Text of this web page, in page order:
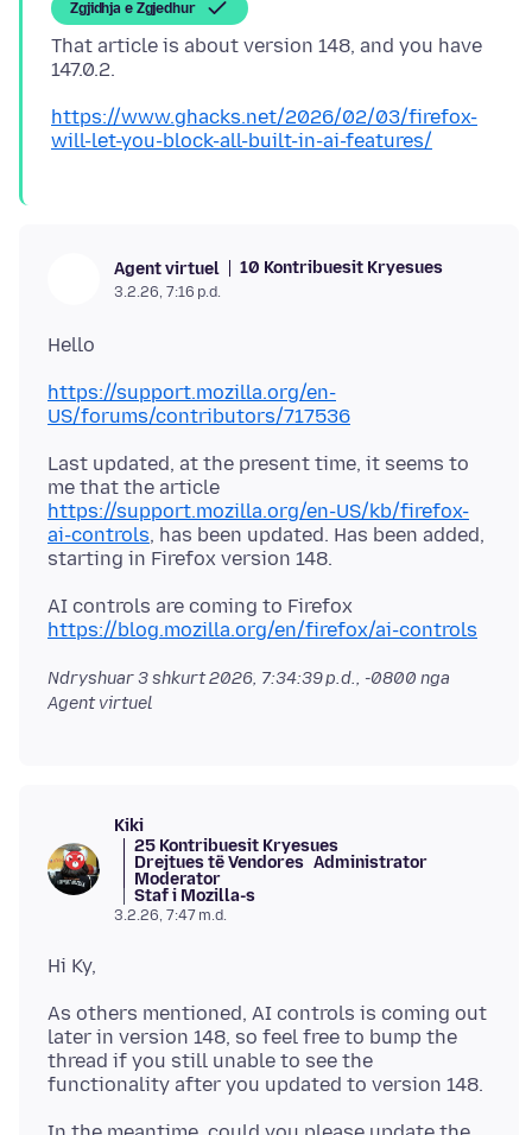
Zgjidhja e Zgjedhur
That article is about version 148, and you have
https://www.ghacks.net/2026/02/03/firefox-
will-let-you-block-all-built-in-ai-features/
Agent virtuel 10 Kontribuesit Kryesues
3.2.26, 7:16 p.d.
https://support.mozilla.org/en-
US/forums/contributors/717536
Last updated, at the present time, it seems to
me that the article
https://support.mozilla.org/en-US/kb/firefox-
ai-controls, has been updated. Has been added,
https://blog.mozilla.org/en/firefox/ai-controls
Ndryshuar3 shkurt 2026, 7:34:39 p.d., -0800 nga
Agent virtuel
Kiki
25 Kontribuesit Kryesues
Drejtues të Vendores Administrator
Moderator
Staf i Mozilla-s
3.2.26, 7:47 m.d.
As others mentioned, AI controls is coming out
later in version 148, so feel free to bump the
thread if you still unable to see the